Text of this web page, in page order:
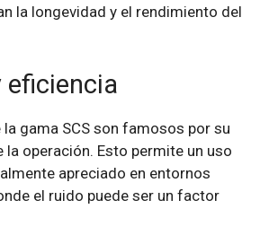
la longevidad y el rendimiento del
eficiencia
gama SCS son famosos por su
la operación. Esto permite un uso
apreciado en entornos
el ruido puede ser un factor